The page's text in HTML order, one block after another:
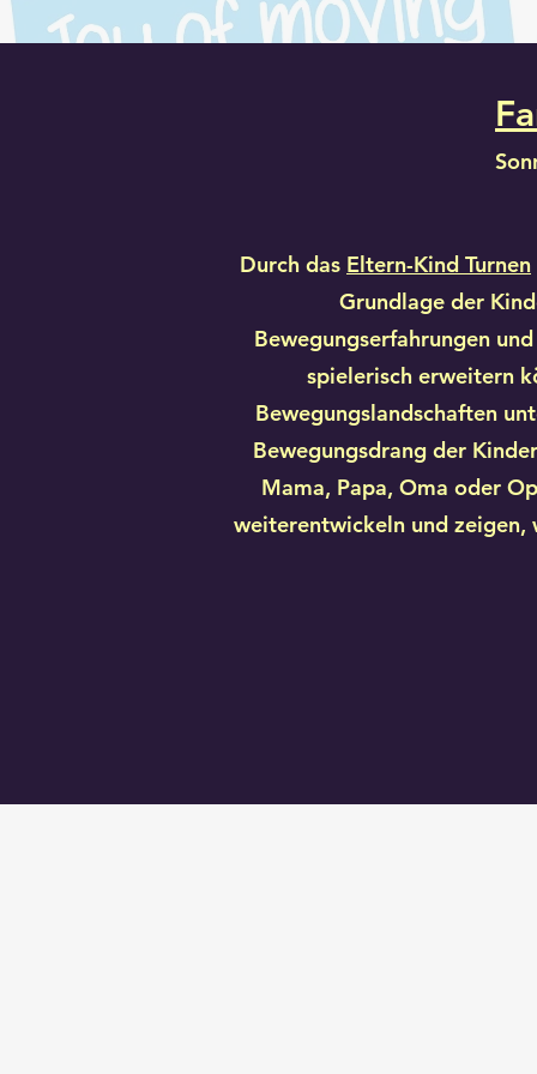
Durch das Eltern-Kind Turnen
Grundlage der
Bewegungserfahrungen
spielerisch erweitern
Bewegungslandschaften
Bewegungsdrang der
Mama, Papa, Oma oder
weiterentwickeln und zeigen,